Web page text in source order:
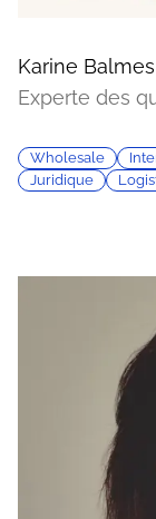
Karine Balmes
Experte des
Wholesale
Juridique